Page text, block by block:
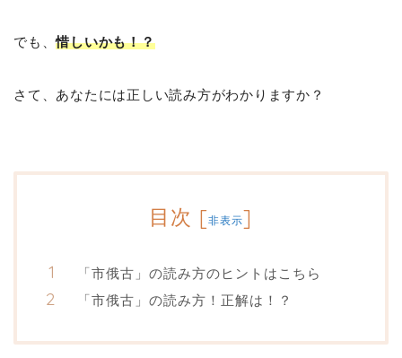
でも、惜しいかも！？
さて、あなたには正しい読み方がわかりますか？
目次 [非表示]
「市俄古」の読み方のヒントはこちら
「市俄古」の読み方！正解は！？